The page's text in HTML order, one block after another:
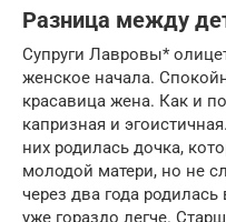
Разница между
Супруги Лавровы*
женское начала.
красавица жена. Как и
капризная и
них родилась дочка,
молодой матери, но не
через два года
уже гораздо легче.